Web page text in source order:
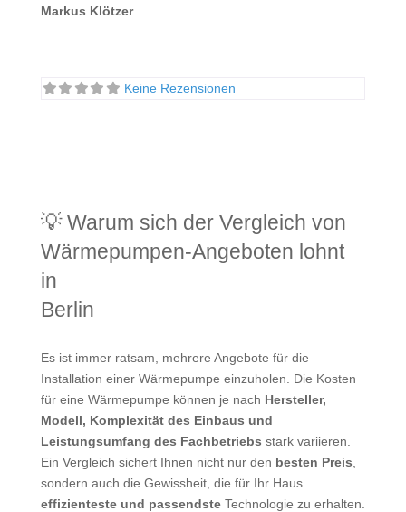
Markus Klötzer
Keine Rezensionen
💡 Warum sich der Vergleich von
Wärmepumpen-Angeboten lohnt
in
Berlin
Es ist immer ratsam, mehrere Angebote für die
Installation einer Wärmepumpe einzuholen. Die Kosten
für eine Wärmepumpe können je nach Hersteller,
Modell, Komplexität des Einbaus und
Leistungsumfang des Fachbetriebs stark variieren.
Ein Vergleich sichert Ihnen nicht nur den besten Preis
sondern auch die Gewissheit, die für Ihr Haus
effizienteste und passendsteTechnologie zu erhalten.